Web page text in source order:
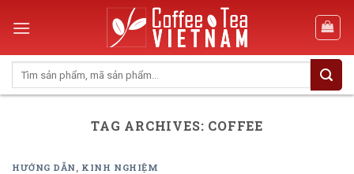
TAG ARCHIVES: COFFEE
HƯỚNG DẪN , KINH NGHIỆM